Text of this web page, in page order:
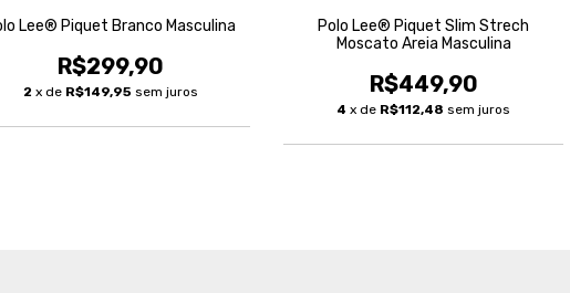
Lee® Piquet Branco Masculina
R$299,90
2 x de R$149,95 sem juros
Polo Lee® Piquet Slim Strech
Moscato Areia Masculina
R$449,90
4 x de R$112,48 sem juros